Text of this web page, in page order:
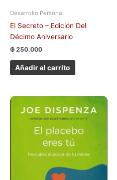
Desarrollo Personal
El Secreto – Edición Del
Décimo Aniversario
₲ 250.000
Añadir al carrito